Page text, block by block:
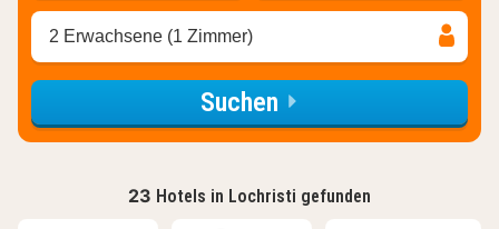
2 Erwachsene (1 Zimmer)
Suchen
23 Hotels in Lochristi gefunden